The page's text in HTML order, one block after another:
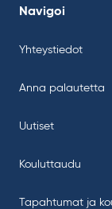
Navigoi
Yhteystiedot
Anna palautetta
Uutiset
Kouluttaudu
Tapahtumat ja